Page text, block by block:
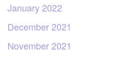
January 2022
December 2021
November 2021